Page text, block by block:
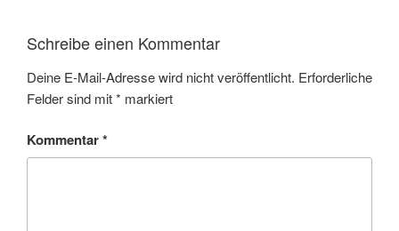
Schreibe einen Kommentar
Deine E-Mail-Adresse wird nicht veröffentlicht. Erforderliche
Felder sind mit* markiert
Kommentar*